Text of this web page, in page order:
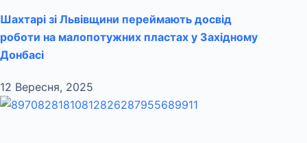
Шахтарі зі Львівщини переймають досвід
роботи на малопотужних пластах у Західному
Донбасі
12 Вересня, 2025